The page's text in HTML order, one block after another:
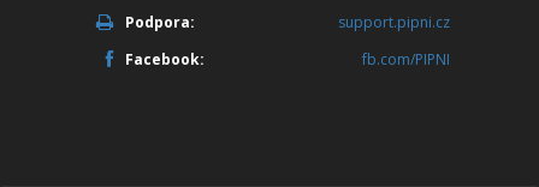
Podpora:
support.pipni.cz
Facebook:
fb.com/PIPNI